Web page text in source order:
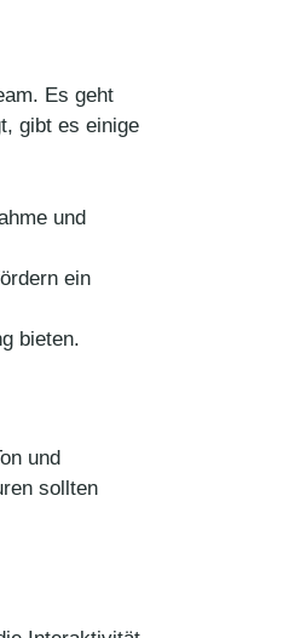
Es geht
gibt es einige
und
ein
bieten.
und
sollten